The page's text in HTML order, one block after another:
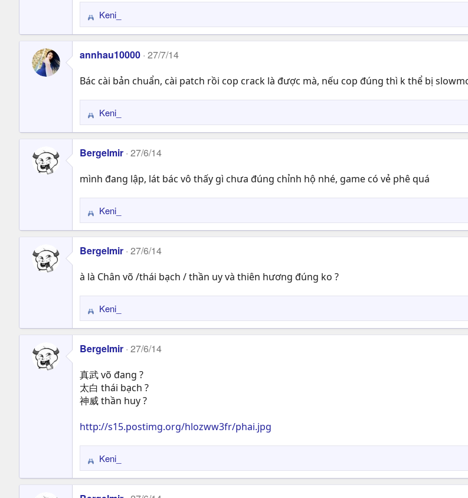
R
e
a
c
i
s
:
Keni_
annhau10000 27/7/14
Bác cài bản chuẩn, cài patch rồi cop crack là được mà, nếu cop đúng thì k thể bị
R
e
a
c
i
s
:
Keni_
Bergelmir 27/6/14
mình đang lập, lát bác vô thấy gì chưa đúng chỉnh hộ nhé, game có vẻ phê quá
R
e
a
c
s
:
Keni_
Bergelmir 27/6/14
à là Chân võ /thái bạch / thần uy và thiên hương đúng ko ?
R
e
a
c
i
o
n
:
Keni_
Bergelmir 27/6/14
真武 võ đang ?
太白 thái bạch ?
神威 thần huy ?
http://s15.postimg.org/hlozww3fr/phai.jpg
R
e
a
Keni_